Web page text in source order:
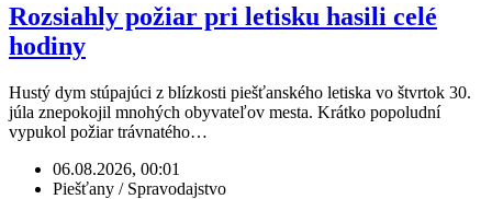
Rozsiahly požiar pri letisku hasili celé
hodiny
Hustý dym stúpajúci z blízkosti piešťanského letiska vo štvrtok 30.
júla znepokojil mnohých obyvateľov mesta. Krátko popoludní
vypukol požiar trávnatého…
06.08.2026, 00:01
Piešťany / Spravodajstvo